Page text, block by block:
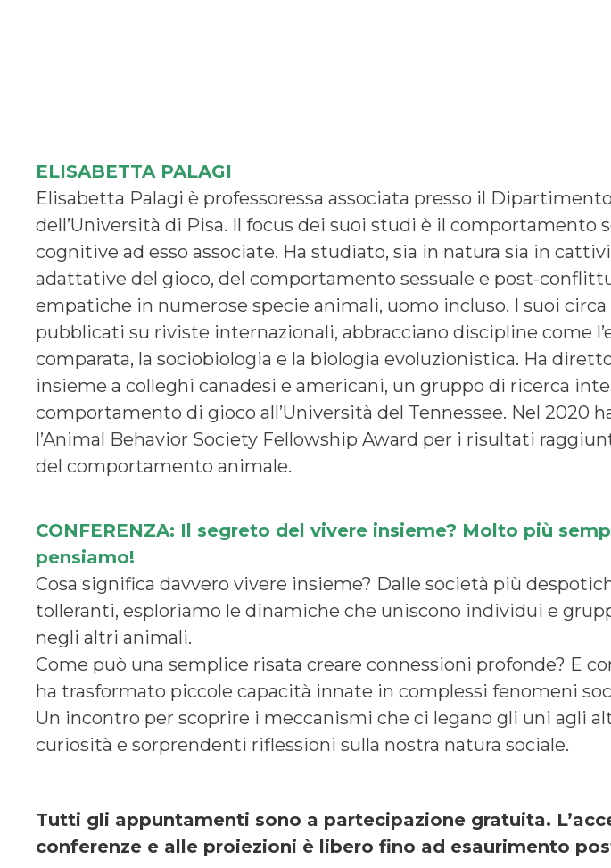
ELISABETTA PALAGI
Elisabetta Palagi è professoressa associata presso il
dell’Università di Pisa. Il focus dei suoi studi è il comportamento
cognitive ad esso associate. Ha studiato, sia in natura sia in
adattative del gioco, del comportamento sessuale e post-
empatiche in numerose specie animali, uomo incluso. I suoi circa
pubblicati su riviste internazionali, abbracciano discipline come
comparata, la sociobiologia e la biologia evoluzionistica. Ha
insieme a colleghi canadesi e americani, un gruppo di ricerca
comportamento di gioco all’Università del Tennessee. Nel 2020
l’Animal Behavior Society Fellowship Award per i risultati
del comportamento animale.
CONFERENZA: Il segreto del vivere insieme? Molto più
pensiamo!
Cosa significa davvero vivere insieme? Dalle società più
tolleranti, esploriamo le dinamiche che uniscono individui e
negli altri animali.
Come può una semplice risata creare connessioni profonde? E
ha trasformato piccole capacità innate in complessi fenomeni
Un incontro per scoprire i meccanismi che ci legano gli uni agli
curiosità e sorprendenti riflessioni sulla nostra natura sociale.
Tutti gli appuntamenti sono a partecipazione gratuita.
conferenze e alle proiezioni è libero fino ad esaurimento